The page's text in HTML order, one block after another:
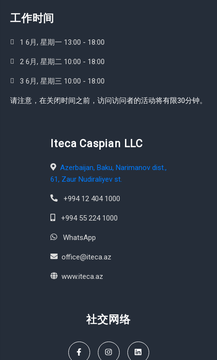
工作时间
1 6月, 星期一 13:00 - 18:00
2 6月, 星期二 10:00 - 18:00
3 6月, 星期三 10:00 - 18:00
请注意，在关闭时间之前，访问访问者的活动将有限30分钟。
Iteca Caspian LLC
Azerbaijan, Baku, Narimanov dist.,
61, Zaur Nudiraliyev st.
+994 12 404 1000
+994 55 224 1000
WhatsApp
office@iteca.az
www.iteca.az
社交网络